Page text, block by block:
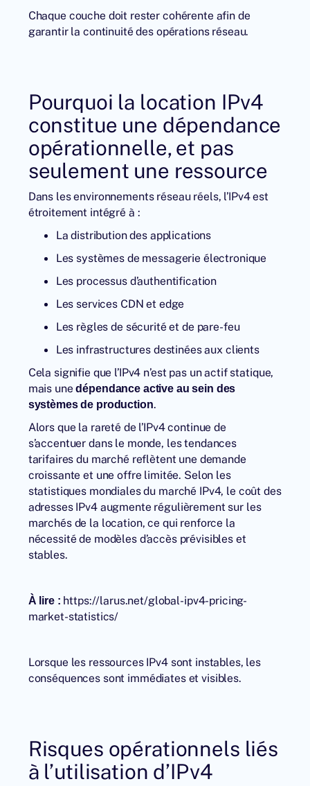
Chaque couche doit rester cohérente afin de
garantir la continuité des opérations réseau.
Pourquoi la location IPv4
constitue une dépendance
opérationnelle, et pas
seulement une ressource
Dans les environnements réseau réels, l’IPv4 est
étroitement intégré à :
La distribution des applications
Les systèmes de messagerie électronique
Les processus d’authentification
Les services CDN et edge
Les règles de sécurité et de pare-feu
Les infrastructures destinées aux clients
Cela signifie que l’IPv4 n’est pas un actif statique,
mais unedépendance active au sein des
systèmes de production.
Alors que la rareté de l’IPv4 continue de
s’accentuer dans le monde, les tendances
tarifaires du marché reflètent une demande
croissante et une offre limitée. Selon les
statistiques mondiales du marché IPv4, le coût des
adresses IPv4 augmente régulièrement sur les
marchés de la location, ce qui renforce la
nécessité de modèles d’accès prévisibles et
stables.
À lire : https://larus.net/global-ipv4-pricing-
market-statistics/
Lorsque les ressources IPv4 sont instables, les
conséquences sont immédiates et visibles.
Risques opérationnels liés
à l’utilisation d’IPv4